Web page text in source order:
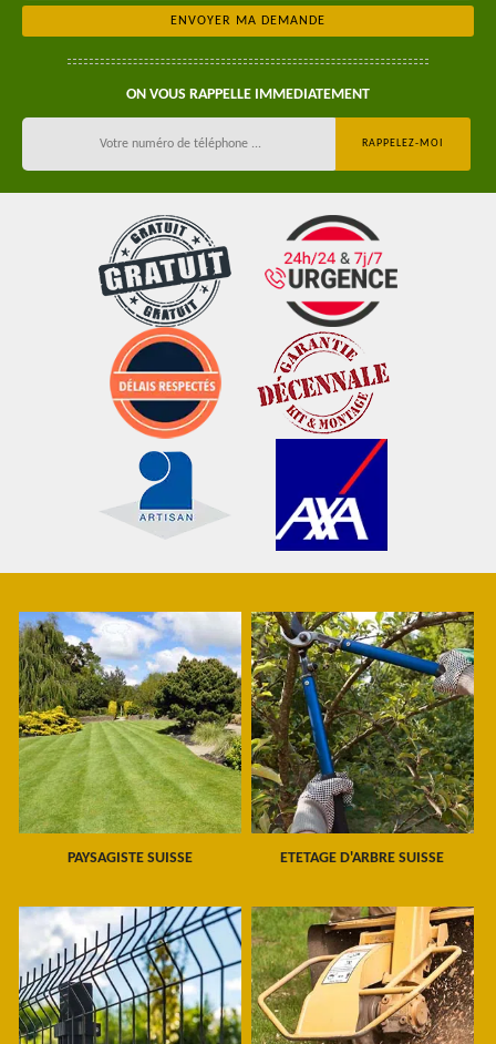
ON VOUS RAPPELLE IMMEDIATEMENT
PAYSAGISTE SUISSE ETETAGE D'ARBRE SUISSE